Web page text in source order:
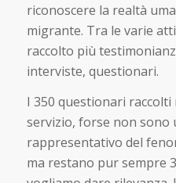
riconoscere la realtà
migrante. Tra le varie
raccolto più
interviste, questionari.
I 350 questionari raccolti
servizio, forse non sono
rappresentativo del
ma restano pur sempre